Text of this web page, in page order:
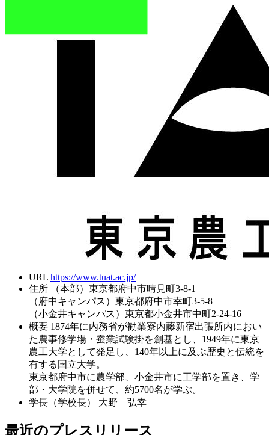
URL https://www.tuat.ac.jp/
住所
（本部）東京都府中市晴見町3-8-1
（府中キャンパス）東京都府中市幸町3-5-8
（小金井キャンパス）東京都小金井市中町2-24-16
概要 1874年に内務省が勧業寮内藤新宿出張所内におい
た農事修学場・蚕業試験掛を創基とし、1949年に東京
農工大学として発足し、140年以上に及ぶ歴史と伝統を
有する国立大学。
東京都府中市に農学部、小金井市に工学部を置き、学
部・大学院を併せて、約5700名が学ぶ。
学長（学校長）
大野 弘幸
最近のプレスリリース